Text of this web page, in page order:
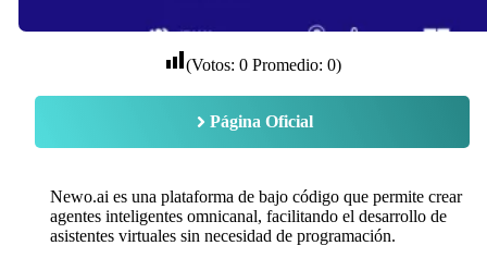
(Votos: 0Promedio: 0)
Página Oficial
Newo.ai es una plataforma de bajo código que permite crear
agentes inteligentes omnicanal, facilitando el desarrollo de
asistentes virtuales sin necesidad de programación.